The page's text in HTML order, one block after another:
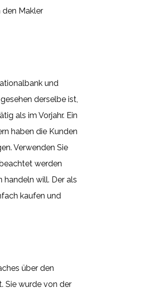
Makler
und
derselbe ist,
als im Vorjahr. Ein
haben die Kunden
Verwenden Sie
werden
handeln will. Der als
kaufen und
über den
Sie wurde von der